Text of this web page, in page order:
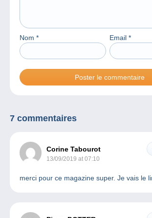
Nom * Email *
7 commentaires
Corine Tabourot
13/09/2019 at 07:10
merci pour ce magazine super. Je vais le